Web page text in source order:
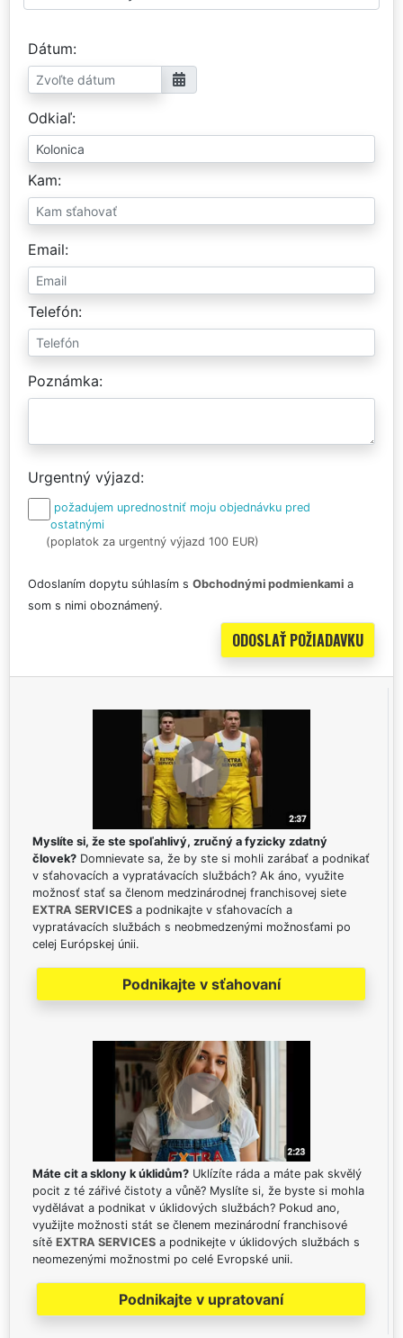
Dátum
Odkiaľ
Kam
Email
Telefón
Poznámka
Urgentný výjazd
požadujem uprednostniť moju objednávku pred
ostatnými
(poplatok za urgentný výjazd 100 EUR)
Odoslaním dopytu súhlasím s Obchodnými podmienkami a
som s nimi oboznámený.
Myslíte si, že ste spoľahlivý, zručný a fyzicky zdatný
človek? Domnievate sa, že by ste si mohli zarábať a podnikať
v sťahovacích a vypratávacích službách? Ak áno, využite
možnosť stať sa členom medzinárodnej franchisovej siete
EXTRA SERVICES a podnikajte v sťahovacích a
vypratávacích službách s neobmedzenými možnosťami po
celej Európskej únii.
Podnikajte v sťahovaní
Máte cit a sklony k úklidům? Uklízíte ráda a máte pak skvělý
pocit z té zářivé čistoty a vůně? Myslíte si, že byste si mohla
vydělávat a podnikat v úklidových službách? Pokud ano,
využijte možnosti stát se členem mezinárodní franchisové
sítě EXTRA SERVICES a podnikejte v úklidových službách s
neomezenými možnostmi po celé Evropské unii.
Podnikajte v upratovaní